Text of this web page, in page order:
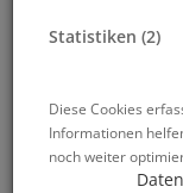
Gutschein
Aktionen,
E-
Mail
Statistiken (2)
Diese Cookies
Informationen
noch weiter